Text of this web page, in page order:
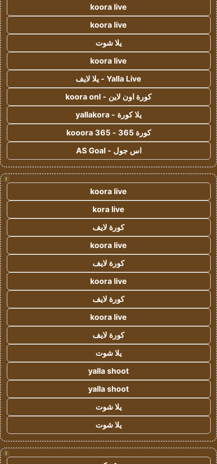
koora live
koora live
يلا شوت
koora live
Yalla Live - يلا لايف
كورة اون لاين - koora onl
يلا كورة - yallakora
كورة 365 - kooora 365
اس جول - AS Goal
!
koora live
kora live
كورة لايف
koora live
كورة لايف
koora live
كورة لايف
koora live
كورة لايف
يلا شوت
yalla shoot
yalla shoot
يلا شوت
يلا شوت
!